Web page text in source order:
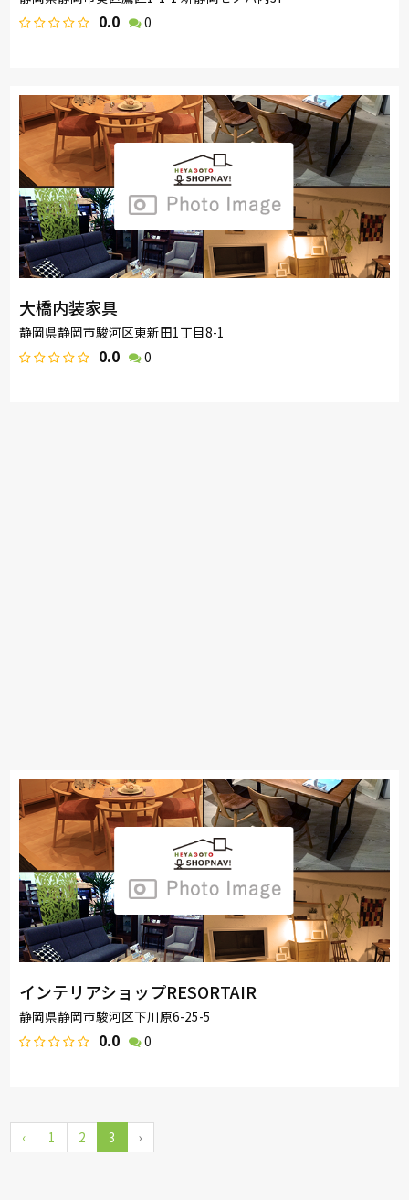
0.0 0
大橋内装家具
静岡県静岡市駿河区東新田1丁目8-1
0.0 0
インテリアショップRESORTAIR
静岡県静岡市駿河区下川原6-25-5
0.0 0
‹ 1 2 3 ›